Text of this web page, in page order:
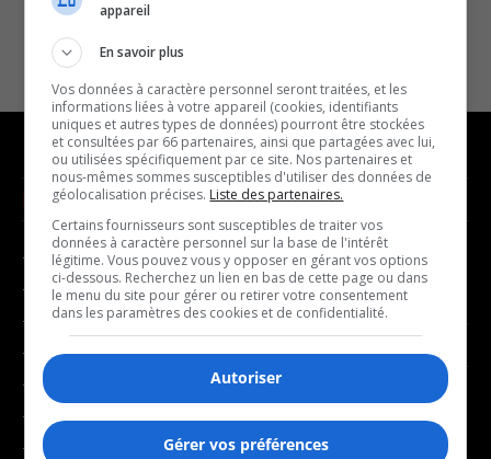
NOUVELLES
- Affaires municipales
- Communauté / Social
- Culture
- Économie
- Éducation
- Environnement
- Faits divers
MUSIQUE
- Décompte franco
- Joué récemment
BALADOS
- Affaires
- Art de vivre
appareil
En savoir plus
Vos données à caractère personnel seront traitées, et les
informations liées à votre appareil (cookies, identifiants
uniques et autres types de données) pourront être stockées
et consultées par 66 partenaires, ainsi que partagées avec lui,
ou utilisées spécifiquement par ce site. Nos partenaires et
nous-mêmes sommes susceptibles d'utiliser des données de
géolocalisation précises. Liste des partenaires.
Certains fournisseurs sont susceptibles de traiter vos
données à caractère personnel sur la base de l'intérêt
légitime. Vous pouvez vous y opposer en gérant vos options
ci-dessous. Recherchez un lien en bas de cette page ou dans
le menu du site pour gérer ou retirer votre consentement
dans les paramètres des cookies et de confidentialité.
Autoriser
Gérer vos préférences